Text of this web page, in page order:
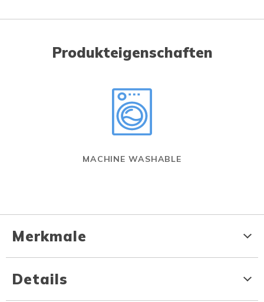
Produkteigenschaften
MACHINE WASHABLE
Merkmale
Details